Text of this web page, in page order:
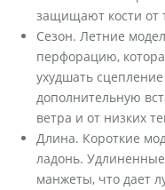
защищают кости от
Сезон. Летние
перфорацию,
ухудшать
дополнительную
ветра и от низких
Длина. Короткие
ладонь.
манжеты, что дает